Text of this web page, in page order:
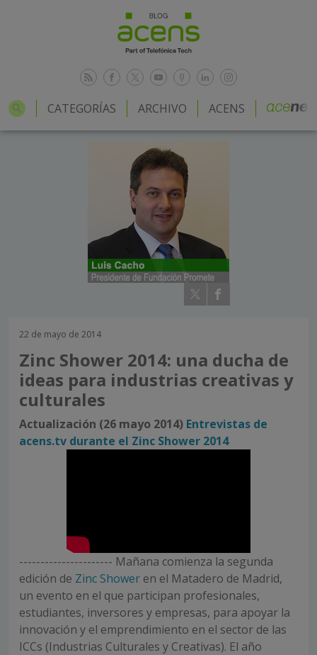
CATEGORÍAS ARCHIVO ACENS
22 de mayo de 2014
Zinc Shower 2014: una ducha de
ideas para industrias creativas y
culturales
Actualización (26 mayo 2014) Entrevistas de
acens.tv durante el Zinc Shower 2014
---------------------- Mañana comienza la segunda
edición de Zinc Shower en el Matadero de Madrid,
un evento en el que participan profesionales,
estudiantes, inversores y empresas, para apoyar la
innovación y el emprendimiento en el sector de las
ICCs (Industrias Culturales y Creativas). El año